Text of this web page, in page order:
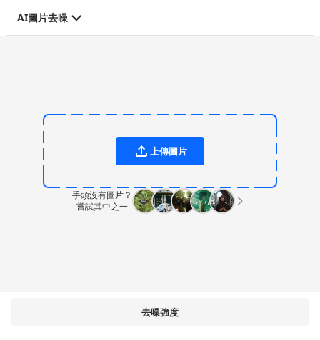
AI圖片去噪
去噪強度
上傳圖片
手頭沒有圖片？
嘗試其中之一